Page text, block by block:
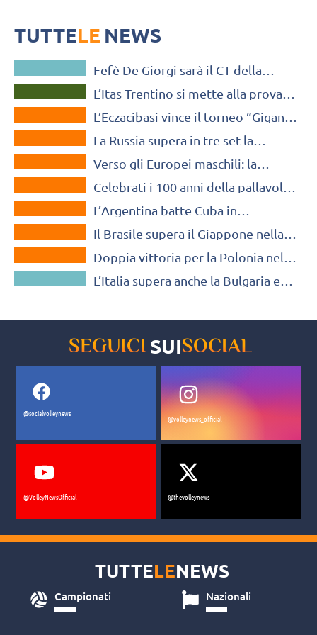
TUTTELE NEWS
NAZIONALE MASCHILE
Fefè De Giorgi sarà il CT della
SUPERLEGA MASCHILE
L’Itas Trentino si mette alla prova
MONDO
L’Eczacibasi vince il torneo “Giganti
MONDO
La Russia supera in tre set la
Mosca
MONDO
Verso gli Europei maschili: la
amichevole
MONDO
Celebrati i 100 anni della pallavolo
sapore “retrò”
MONDO
L’Argentina batte Cuba in
azzurri
MONDO
Il Brasile supera il Giappone nella
MONDO
Doppia vittoria per la Polonia nelle
NAZIONALE MASCHILE
L’Italia supera anche la Bulgaria e
SEGUICI SUISOCIAL
@socialvolleynews
@volleynews_official
@VolleyNewsOfficial @thevolleynews
TUTTELENEWS
Campionati Nazionali